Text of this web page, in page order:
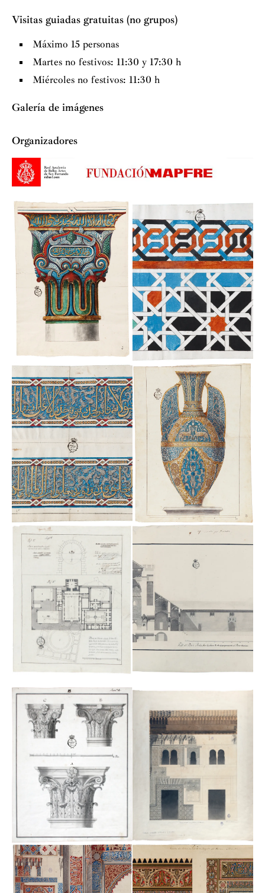
Visitas guiadas gratuitas (no grupos)
Máximo 15 personas
Martes no festivos: 11:30 y 17:30 h
Miércoles no festivos: 11:30 h
Galería de imágenes
Organizadores